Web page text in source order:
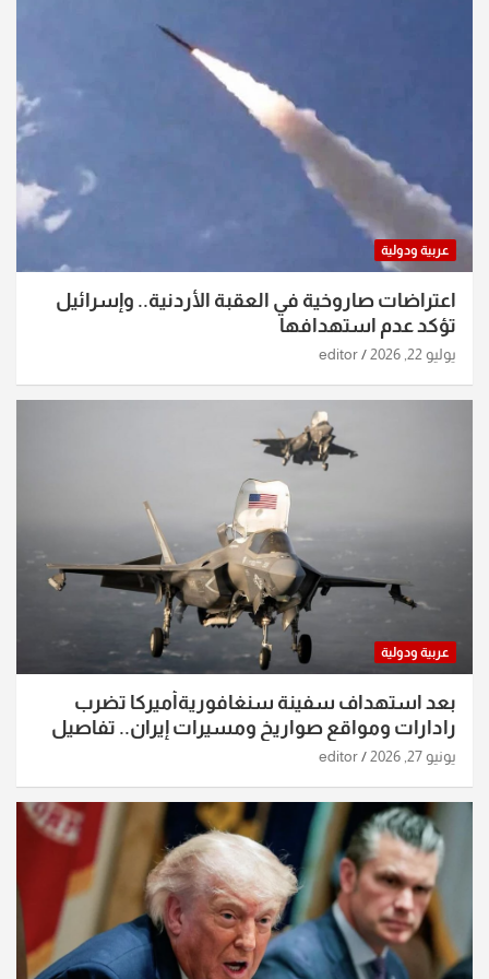
عربية ودولية
اعتراضات صاروخية في العقبة الأردنية.. وإسرائيل
تؤكد عدم استهدافها
يوليو 22, 2026 editor
عربية ودولية
بعد استهداف سفينة سنغافوريةأميركا تضرب
رادارات ومواقع صواريخ ومسيرات إيران.. تفاصيل
الساعات الماضية
يونيو 27, 2026 editor